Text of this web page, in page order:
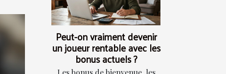
Peut-on vraiment devenir
un joueur rentable avec les
bonus actuels ?